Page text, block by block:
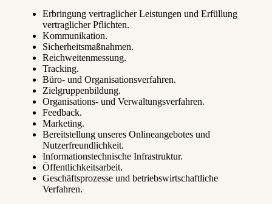
Erbringung vertraglicher Leistungen und Erfüllung
vertraglicher Pflichten.
Kommunikation.
Sicherheitsmaßnahmen.
Reichweitenmessung.
Tracking.
Büro- und Organisationsverfahren.
Zielgruppenbildung.
Organisations- und Verwaltungsverfahren.
Feedback.
Marketing.
Bereitstellung unseres Onlineangebotes und
Nutzerfreundlichkeit.
Informationstechnische Infrastruktur.
Öffentlichkeitsarbeit.
Geschäftsprozesse und betriebswirtschaftliche
Verfahren.